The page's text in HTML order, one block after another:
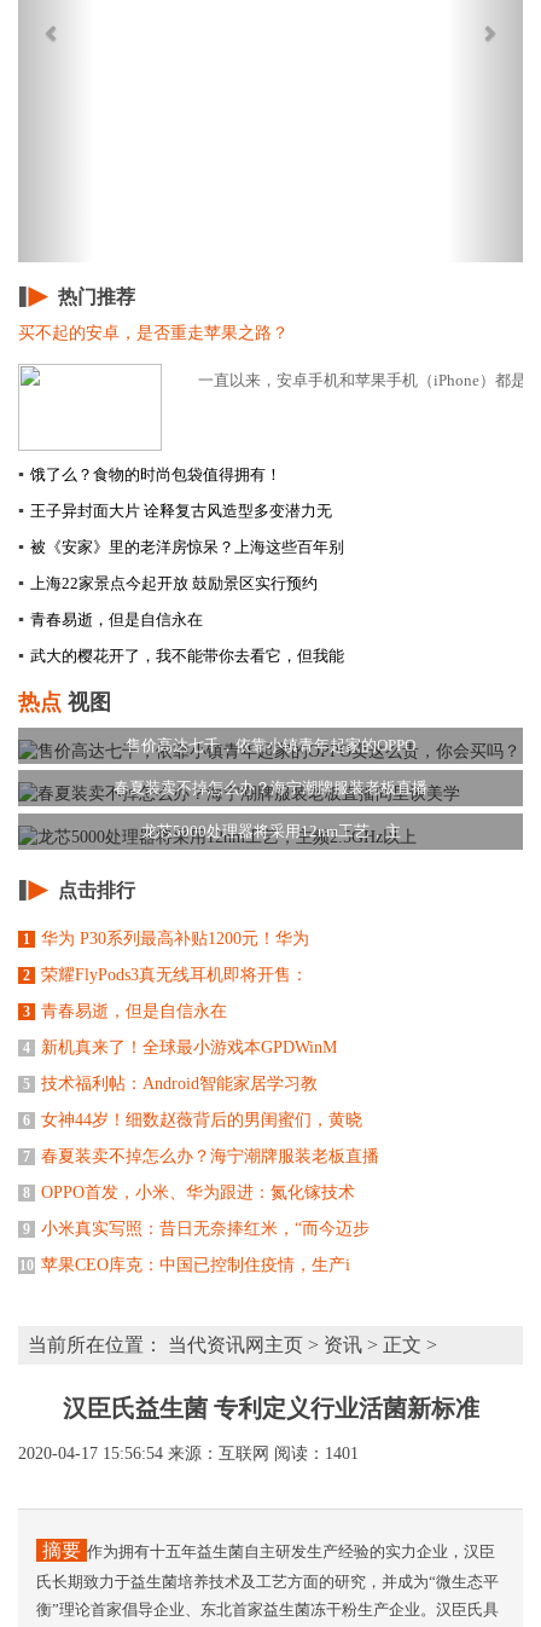
热门推荐
买不起的安卓，是否重走苹果之路？
一直以来，安卓手机和苹果手机（iPhone）都是
▪ 饿了么？食物的时尚包袋值得拥有！
▪ 王子异封面大片 诠释复古风造型多变潜力无
▪ 被《安家》里的老洋房惊呆？上海这些百年别
▪
上海22家景点今起开放 鼓励景区实行预约
▪ 青春易逝，但是自信永在
▪ 武大的樱花开了，我不能带你去看它，但我能
热点 视图
售价高达七千，依靠小镇青年起家的OPPO
春夏装卖不掉怎么办？海宁潮牌服装老板直播
龙芯5000处理器将采用12nm工艺，主
点击排行
1 华为 P30系列最高补贴1200元！华为
2 荣耀FlyPods3真无线耳机即将开售：
3 青春易逝，但是自信永在
4 新机真来了！全球最小游戏本GPDWinM
5 技术福利帖：Android智能家居学习教
6 女神44岁！细数赵薇背后的男闺蜜们，黄晓
7 春夏装卖不掉怎么办？海宁潮牌服装老板直播
8 OPPO首发，小米、华为跟进：氮化镓技术
9 小米真实写照：昔日无奈捧红米，“而今迈步
10 苹果CEO库克：中国已控制住疫情，生产i
当前所在位置： 当代资讯网主页 > 资讯 > 正文 >
汉臣氏益生菌 专利定义行业活菌新标准
2020-04-17 15:56:54 来源：互联网 阅读：1401
摘要 作为拥有十五年益生菌自主研发生产经验的实力企业，汉臣
氏长期致力于益生菌培养技术及工艺方面的研究，并成为“微生态平
衡”理论首家倡导企业、东北首家益生菌冻干粉生产企业。汉臣氏具